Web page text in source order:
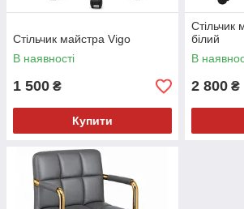
Стільчик майстра Vigo
В наявності
1 500 ₴
Купити
Стільчик
білий
В
2 800 ₴